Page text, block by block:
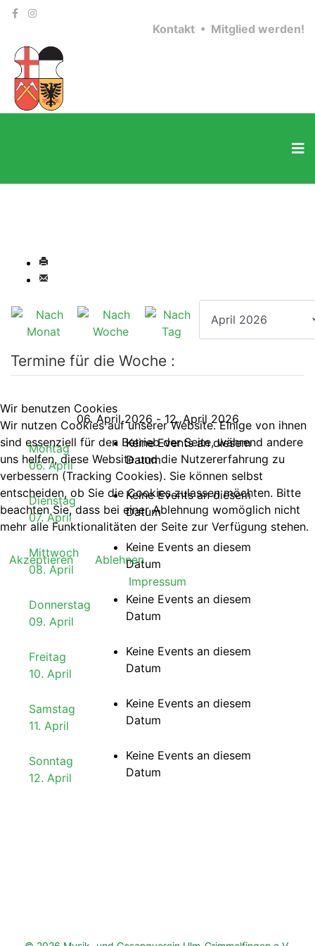
Kontakt • Mitglied werden!
Termine für die Woche :
06. April 2026 - 12. April 2026
Montag
06. April
Keine Events an diesem
Datum
Dienstag
07. April
Keine Events an diesem
Datum
Mittwoch
08. April
Keine Events an diesem
Datum
Donnerstag
09. April
Keine Events an diesem
Datum
Freitag
10. April
Keine Events an diesem
Datum
Samstag
11. April
Keine Events an diesem
Datum
Sonntag
12. April
Keine Events an diesem
Datum
Wir benutzen Cookies
Wir nutzen Cookies auf unserer Website. Einige von ihnen
sind essenziell für den Betrieb der Seite, während andere
uns helfen, diese Website und die Nutzererfahrung zu
verbessern (Tracking Cookies). Sie können selbst
entscheiden, ob Sie die Cookies zulassen möchten. Bitte
beachten Sie, dass bei einer Ablehnung womöglich nicht
mehr alle Funktionalitäten der Seite zur Verfügung stehen.
Akzeptieren
Ablehnen
Impressum